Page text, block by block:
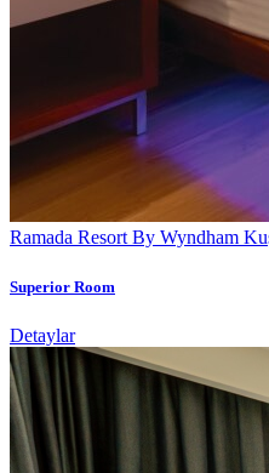
Ramada Resort By Wyndham
Superior Room
Detaylar